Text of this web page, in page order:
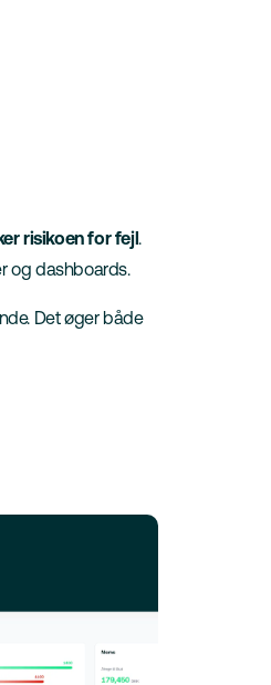
risikoen for fejl.
og dashboards.
Det øger både